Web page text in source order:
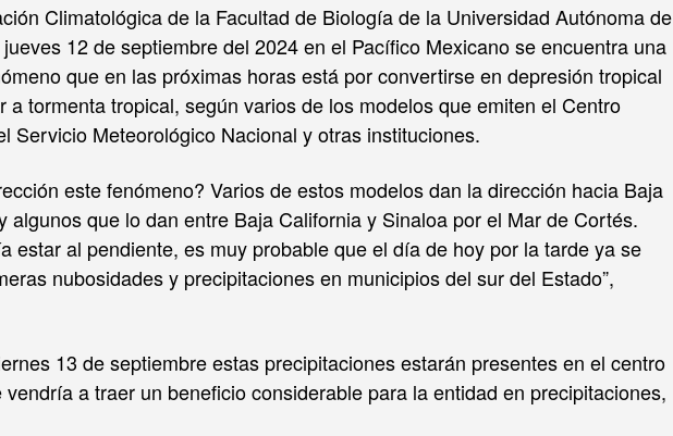
Climatológica de la Facultad de Biología de la Universidad Autónoma de
12 de septiembre del 2024 en el Pacífico Mexicano se encuentra una
que en las próximas horas está por convertirse en depresión tropical
a tormenta tropical, según varios de los modelos que emiten el Centro
Servicio Meteorológico Nacional y otras instituciones.
este fenómeno? Varios de estos modelos dan la dirección hacia Baja
algunos que lo dan entre Baja California y Sinaloa por el Mar de Cortés.
estar al pendiente, es muy probable que el día de hoy por la tarde ya se
nubosidades y precipitaciones en municipios del sur del Estado”,
13 de septiembre estas precipitaciones estarán presentes en el centro
a traer un beneficio considerable para la entidad en precipitaciones,